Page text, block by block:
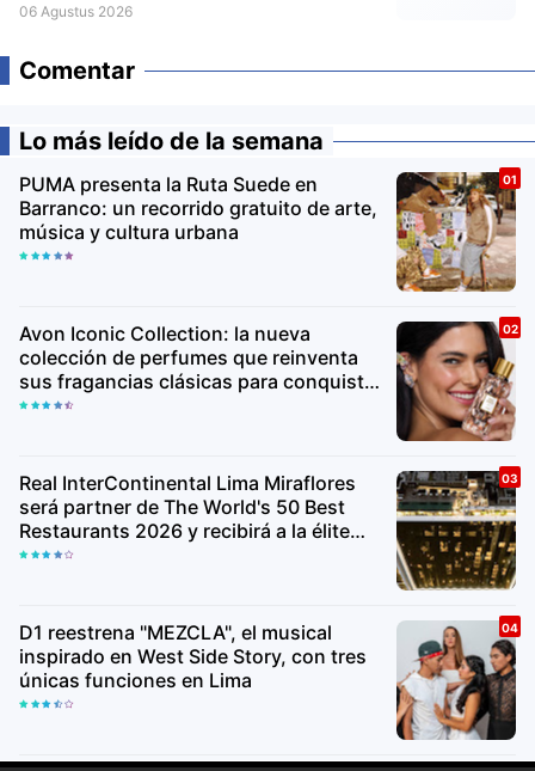
06 Agustus 2026
Comentar
Lo más leído de la semana
PUMA presenta la Ruta Suede en
Barranco: un recorrido gratuito de arte,
música y cultura urbana
Avon Iconic Collection: la nueva
colección de perfumes que reinventa
sus fragancias clásicas para conquistar
nuevas generaciones
Real InterContinental Lima Miraflores
será partner de The World's 50 Best
Restaurants 2026 y recibirá a la élite
gastronómica mundial
D1 reestrena "MEZCLA", el musical
inspirado en West Side Story, con tres
únicas funciones en Lima